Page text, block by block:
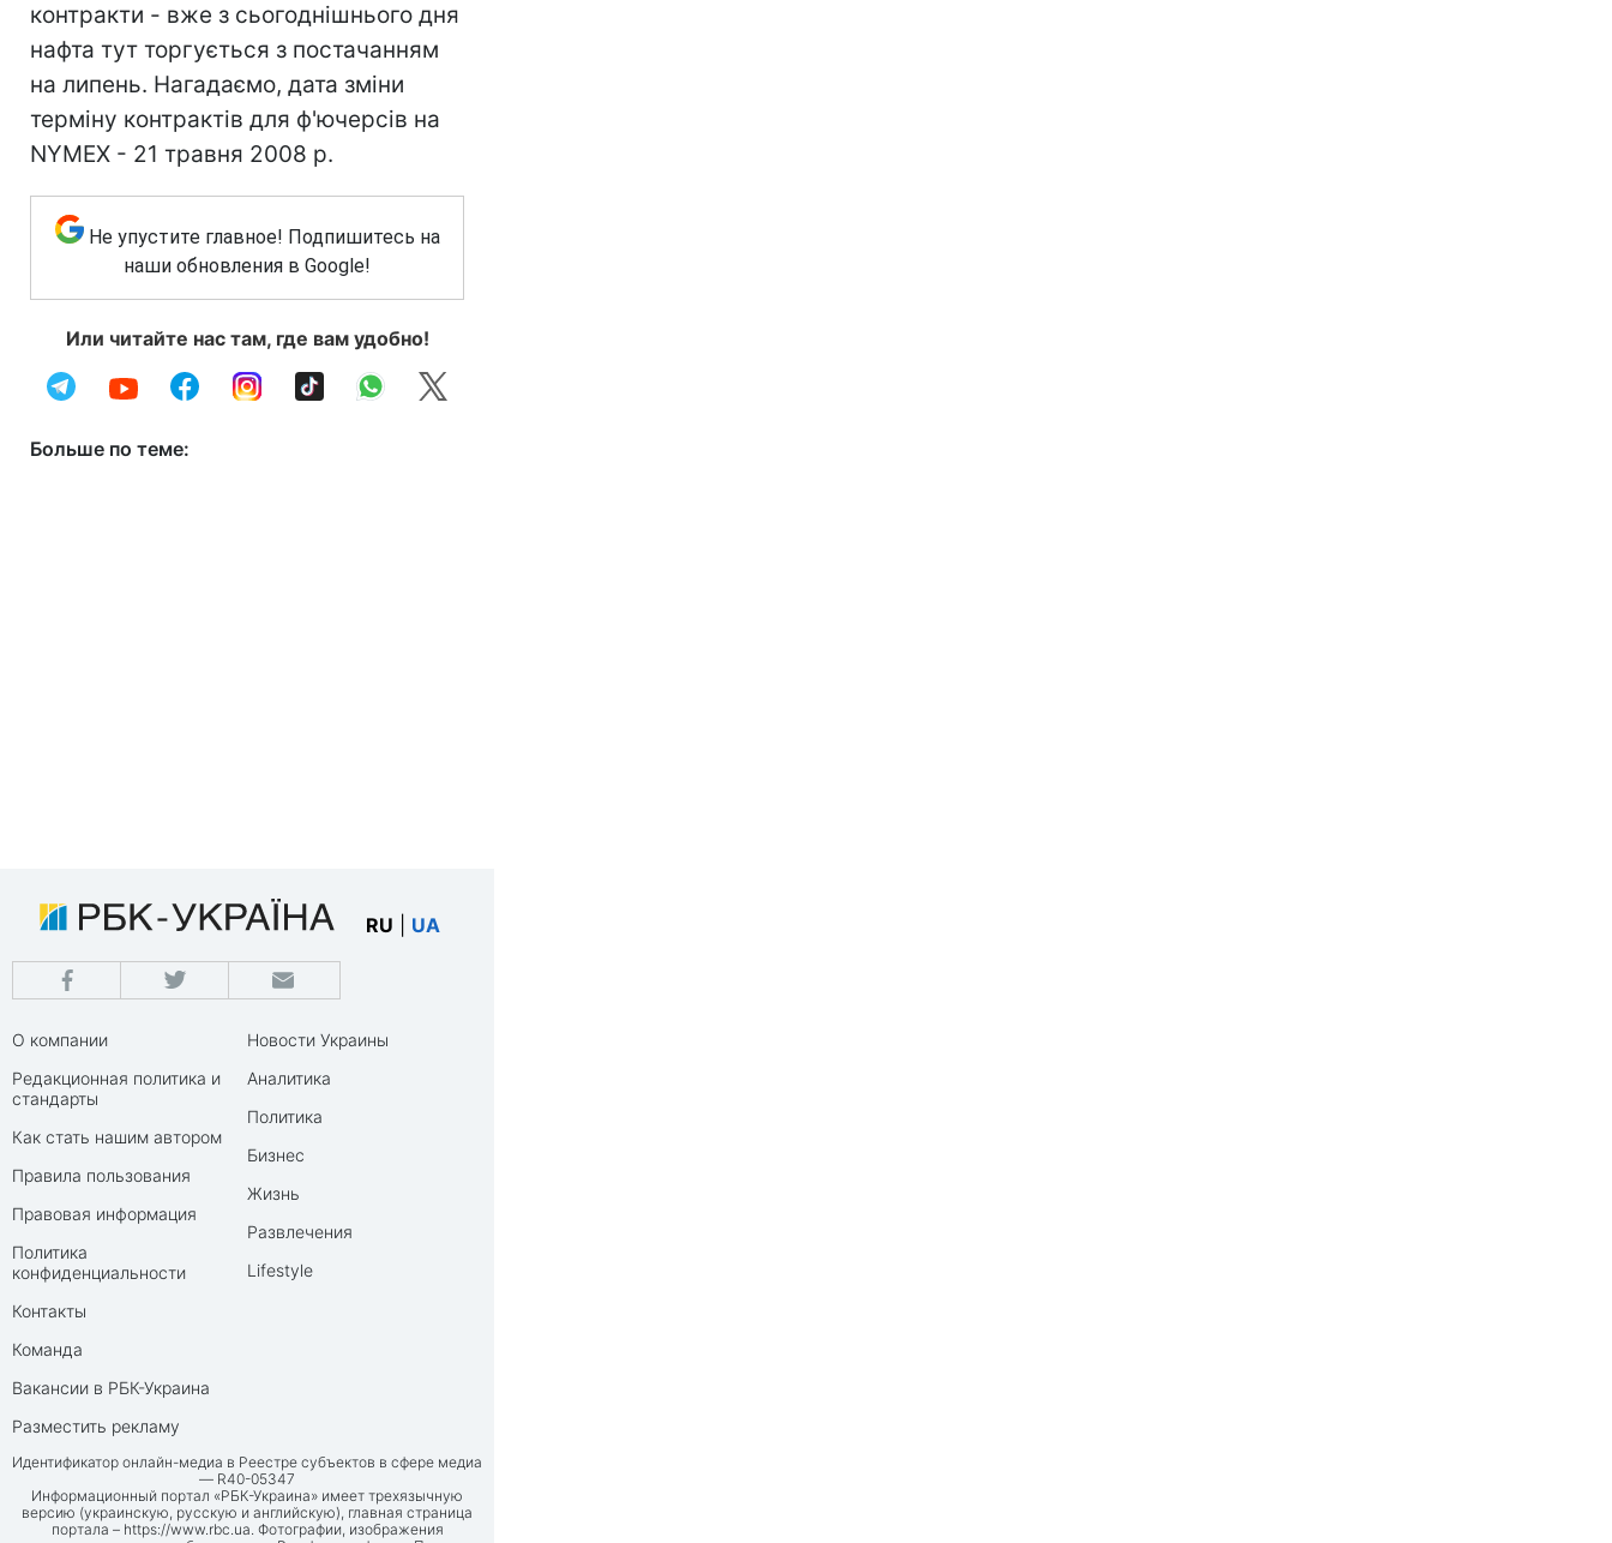
контракти - вже з сьогоднішнього дня
нафта тут торгується з постачанням
на липень. Нагадаємо, дата зміни
терміну контрактів для ф'ючерсів на
NYMEX - 21 травня 2008 р.
Не упустите главное! Подпишитесь на
наши обновления в Google!
Или читайте нас там, где вам удобно!
Больше по теме:
RU UA
О компании
Редакционная политика и
стандарты
Как стать нашим автором
Правила пользования
Правовая информация
Политика
конфиденциальности
Контакты
Команда
Вакансии в РБК-Украина
Разместить рекламу
Новости Украины
Аналитика
Политика
Бизнес
Жизнь
Развлечения
Lifestyle
Идентификатор онлайн-медиа в Реестре субъектов в сфере медиа
— R40-05347
Информационный портал «РБК-Украина» имеет трехязычную
версию (украинскую, русскую и английскую), главная страница
портала – https://www.rbc.ua. Фотографии, изображения